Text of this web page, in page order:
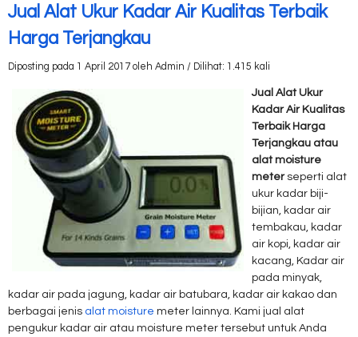
Jual Alat Ukur Kadar Air Kualitas Terbaik
Harga Terjangkau
Diposting pada 1 April 2017 oleh Admin / Dilihat: 1.415 kali
Jual Alat Ukur
Kadar Air Kualitas
Terbaik Harga
Terjangkau atau
alat moisture
meterseperti alat
ukur kadar biji-
bijian, kadar air
tembakau, kadar
air kopi, kadar air
kacang, Kadar air
pada minyak,
kadar air pada jagung, kadar air batubara, kadar air kakao dan
berbagai jenis alat moisture meter lainnya. Kami jual alat
pengukur kadar air atau moisture meter tersebut untuk Anda